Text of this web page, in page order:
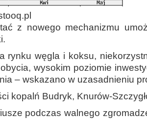
z nowego mechanizmu
węgla i koksu,
wysokim poziomie
– wskazano w uzasadnieniu
kopalń Budryk, Knurów-
podczas walnego